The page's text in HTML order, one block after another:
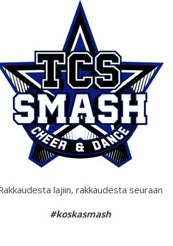
lajiin, rakkaudesta seuraan
#koskasmash